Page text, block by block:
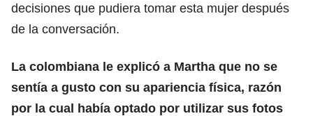
decisiones que pudiera tomar esta mujer después
de la conversación.
La colombiana le explicó a Martha que no se
sentía a gusto con su apariencia física, razón
por la cual había optado por utilizar sus fotos